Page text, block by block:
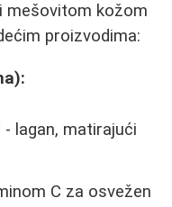
mešovitom kožom
proizvodima:
lagan, matirajući
C za osvežen